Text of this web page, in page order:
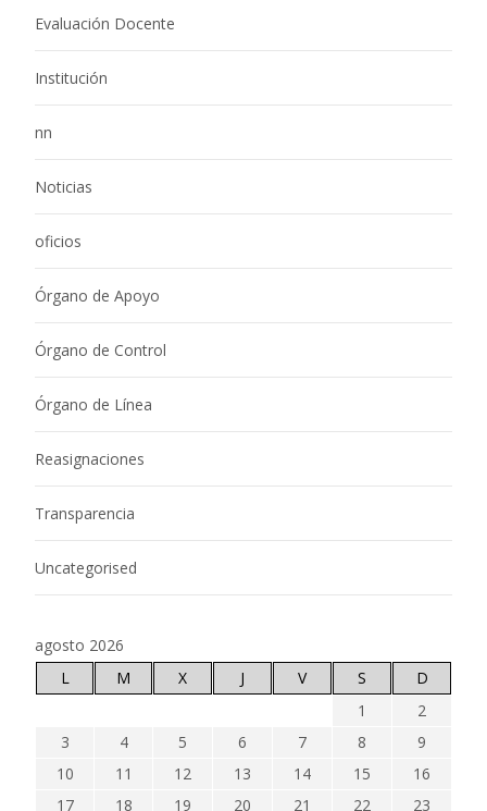
Evaluación Docente
Institución
nn
Noticias
oficios
Órgano de Apoyo
Órgano de Control
Órgano de Línea
Reasignaciones
Transparencia
Uncategorised
agosto 2026
L
M X J V S
D
1
2
3
4 5 6 7 8
9
10
11 12 13 14 15
16
17
18 19 20 21 22
23